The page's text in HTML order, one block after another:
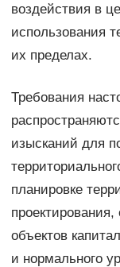
воздействия в
использования
их пределах.
Требования
изысканий для
планировке
проектирования,
объектов
и нормального